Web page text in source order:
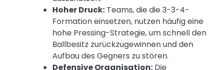
Hoher Druck: Teams, die die 3-3-4-
Formation einsetzen, nutzen häufig eine
hohe Pressing-Strategie, um schnell den
Ballbesitz zurückzugewinnen und den
Aufbau des Gegners zu stören.
Defensive Organisation: Die